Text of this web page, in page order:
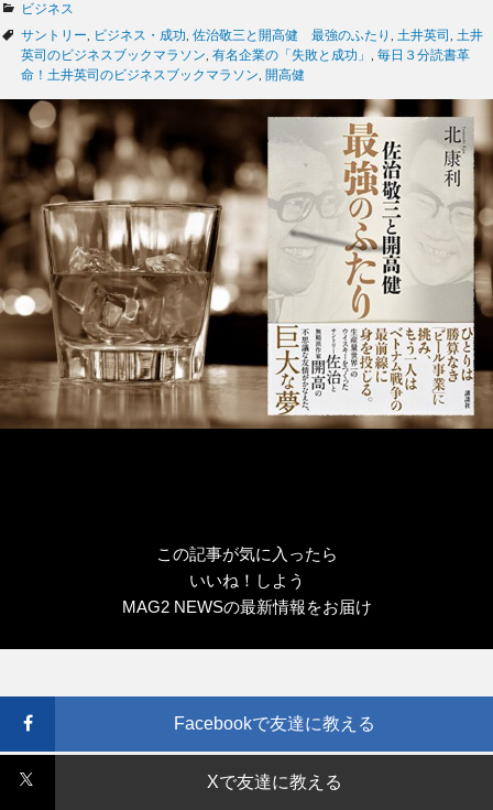
カ
テ
ゴ
リ
ビジネス
タ
グ
サントリー ビジネス・成功 佐治敬三と開高健 最強のふたり 土井英司
土井
英司のビジネスブックマラソン 有名企業の「失敗と成功」
毎日３分読書革
命！土井英司のビジネスブックマラソン
開高健
この記事が気に入ったら
いいね！しよう
MAG2 NEWSの最新情報をお届け
Facebookで友達に教える
Xで友達に教える